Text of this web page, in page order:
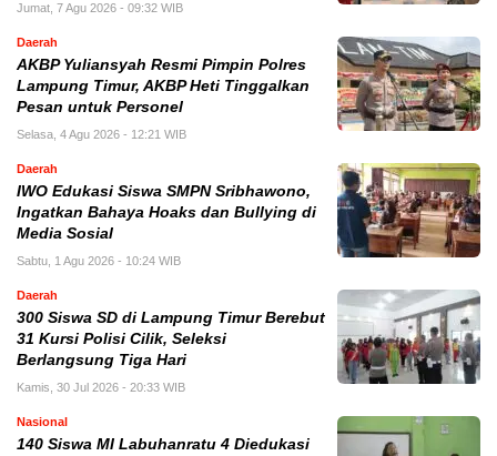
Jumat, 7 Agu 2026 - 09:32 WIB
Daerah
AKBP Yuliansyah Resmi Pimpin Polres
Lampung Timur, AKBP Heti Tinggalkan
Pesan untuk Personel
Selasa, 4 Agu 2026 - 12:21 WIB
Daerah
IWO Edukasi Siswa SMPN Sribhawono,
Ingatkan Bahaya Hoaks dan Bullying di
Media Sosial
Sabtu, 1 Agu 2026 - 10:24 WIB
Daerah
300 Siswa SD di Lampung Timur Berebut
31 Kursi Polisi Cilik, Seleksi
Berlangsung Tiga Hari
Kamis, 30 Jul 2026 - 20:33 WIB
Nasional
140 Siswa MI Labuhanratu 4 Diedukasi